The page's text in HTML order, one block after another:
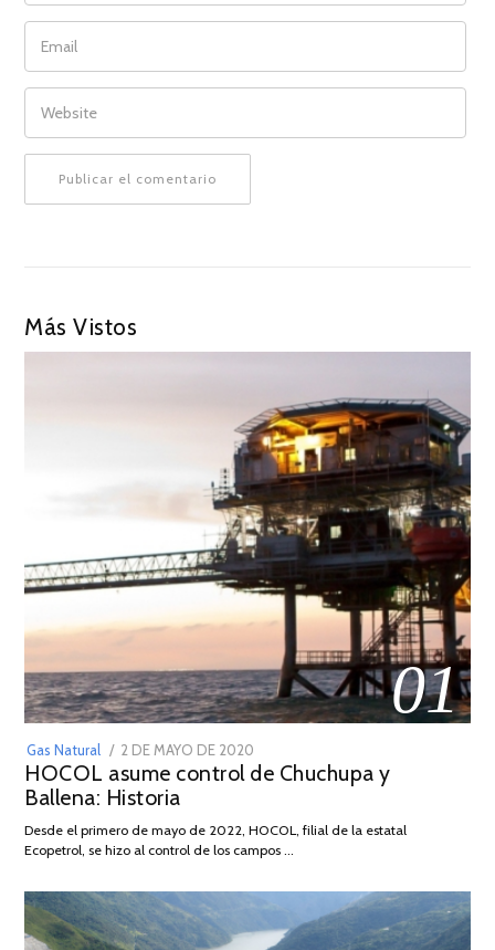
EMAIL
WEBSITE
Más Vistos
01
Gas Natural
POSTED
ON
2 DE MAYO DE 2020
DE
2026
HOCOL asume control de Chuchupa y
Ballena: Historia
Desde el primero de mayo de 2022, HOCOL, filial de la estatal
Ecopetrol, se hizo al control de los campos …